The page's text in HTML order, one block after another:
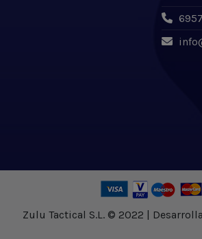
Zulu Tactical S.L. © 2022 |